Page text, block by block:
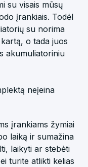
su visais mūsų
įrankiais. Todėl
su norima
o tada juos
akumuliatoriniu
neįeina
įrankiams žymiai
laiką ir sumažina
laikyti ar stebėti
turite atlikti kelias